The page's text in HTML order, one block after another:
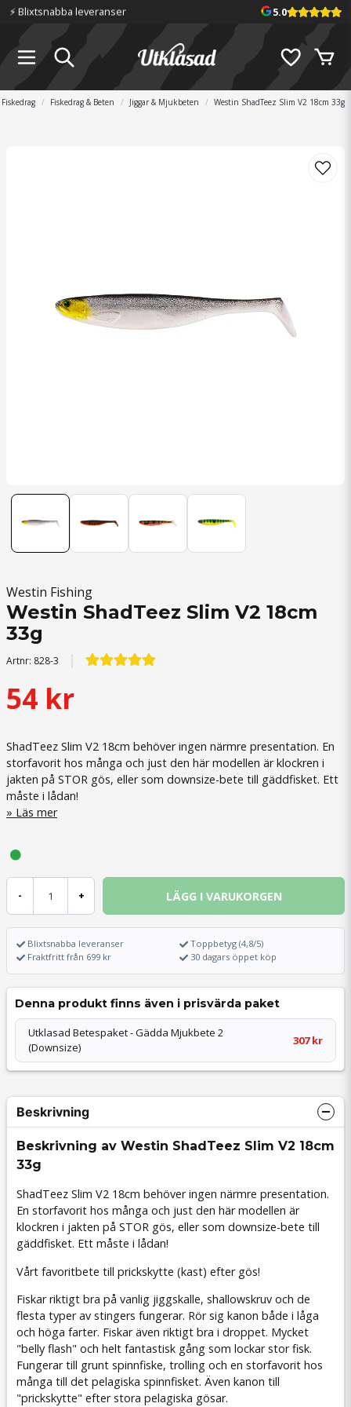
⚡️ Blixtsnabba leveranser 5.0
Fiskedrag Fiskedrag & Beten Jiggar & Mjukbeten Westin ShadTeez Slim V2 18cm 33g
Westin Fishing
Westin ShadTeez Slim V2 18cm
33g
Artnr: 828-3
54 kr
ShadTeez Slim V2 18cm behöver ingen närmre presentation. En
storfavorit hos många och just den här modellen är klockren i
jakten på STOR gös, eller som downsize-bete till gäddfisket. Ett
måste i lådan!
Läs mer
- + LÄGG I VARUKORGEN
Blixtsnabba leveranser
Fraktfritt från 699 kr
Toppbetyg (4,8/5)
30 dagars öppet köp
Denna produkt finns även i prisvärda paket
Utklasad Betespaket - Gädda Mjukbete 2
(Downsize)
307 kr
Beskrivning
Beskrivning av Westin ShadTeez Slim V2 18cm
33g
ShadTeez Slim V2 18cm behöver ingen närmre presentation.
En storfavorit hos många och just den här modellen är
klockren i jakten på STOR gös, eller som downsize-bete till
gäddfisket. Ett måste i lådan!
Vårt favoritbete till prickskytte (kast) efter gös!
Fiskar riktigt bra på vanlig jiggskalle, shallowskruv och de
flesta typer av stingers fungerar. Rör sig kanon både i låga
och höga farter. Fiskar även riktigt bra i droppet. Mycket
"belly flash" och helt fantastisk gång som lockar stor fisk.
Fungerar till grunt spinnfiske, trolling och en storfavorit hos
många till det pelagiska spinnfisket. Även kanon till
"prickskytte" efter stora pelagiska gösar.